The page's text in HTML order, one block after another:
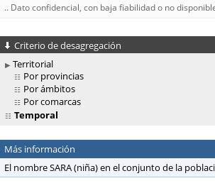
.. Dato confidencial, con baja fiabilidad o no
Criterio de desagregación
Territorial
Por provincias
Por ámbitos
Por comarcas
Temporal
Más información
El nombre SARA (niña) en el conjunto de la